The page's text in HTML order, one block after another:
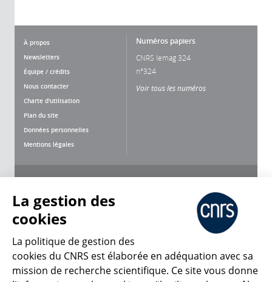
À propos
Newsletters
Équipe / crédits
Nous contacter
Charte d'utilisation
Plan du site
Données personnelles
Mentions légales
Numéros papiers
CNRS lemag 324
n°324
Voir tous les numéros
CNRS Le Mag
La gestion des
cookies
La politique de gestion des
cookies du CNRS est élaborée en adéquation avec sa
mission de recherche scientifique. Ce site vous donne